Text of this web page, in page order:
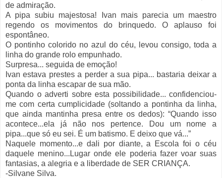
de admiração.
A pipa subiu majestosa! Ivan mais parecia um maestro
regendo os movimentos do brinquedo. O aplauso foi
espontâneo.
O pontinho colorido no azul do céu, levou consigo, toda a
linha do grande rolo empunhado.
Surpresa... seguida de emoção!
Ivan estava prestes a perder a sua pipa... bastaria deixar a
ponta da linha escapar de sua mão.
Quando o adverti sobre esta possibilidade... confidenciou-
me com certa cumplicidade (soltando a pontinha da linha,
que ainda mantinha presa entre os dedos): “Quando isso
acontece...ela já não nos pertence. Dou um nome a
pipa...que só eu sei. É um batismo. E deixo que vá...”
Naquele momento...e dali por diante, a Escola foi o céu
daquele menino...Lugar onde ele poderia fazer voar suas
fantasias, a alegria e a liberdade de SER CRIANÇA.
-Silvane Silva.